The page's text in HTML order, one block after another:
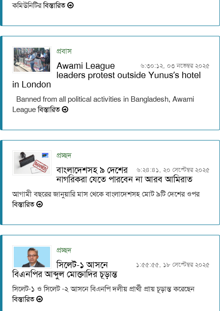
কমিউনিটিরবিস্তারিত
প্রবাস
৬:৩০:১২, ০৩ নভেম্বর ২০২৫
Awami League
leaders protest outside Yunus’s hotel
in London
Banned from all political activities in Bangladesh, Awami
Leagueবিস্তারিত
প্রচ্ছদ
৬:২৪:৪১, ২০ সেপ্টেম্বর ২০২৫
বাংলাদেশসহ ৯ দেশের
নাগরিকরা যেতে পারবেন না আরব আমিরাত
আগামী বছরের জানুয়ারি মাস থেকে বাংলাদেশসহ মোট ৯টি দেশের ওপর
বিস্তারিত
প্রচ্ছদ
১:৫৫:৫৫, ১৮ সেপ্টেম্বর ২০২৫
সিলেট-১ আসনে
বিএনপির আব্দুল মোক্তাদির চূড়ান্ত
সিলেট-১ ও সিলেট -২ আসনে বিএনপি দলীয় প্রার্থী প্রায় চূড়ান্ত করেছেন
বিস্তারিত